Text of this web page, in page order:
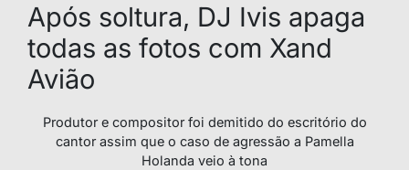
Após soltura, DJ Ivis apaga
todas as fotos com Xand
Avião
Produtor e compositor foi demitido do escritório do
cantor assim que o caso de agressão a Pamella
Holanda veio à tona